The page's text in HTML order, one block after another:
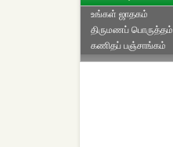
உங்கள் ஜாதகம்
திருமணப் பொருத்தம்
கணிதப் பஞ்சாங்கம்